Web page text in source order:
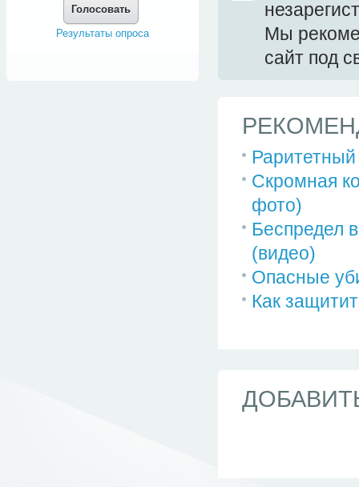
Мы
сайт под
Скромная
фото)
Беспредел
(видео)
Опасные
Как
Голосовать
Результаты опроса